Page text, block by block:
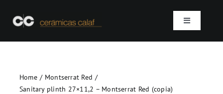
Toggle
Who we are
Home
Montserrat Red
Sanitary plinth 27×11,2 – Montserrat Red (copia)